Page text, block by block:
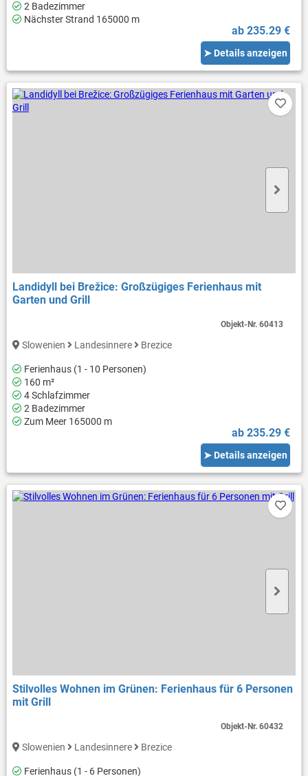
2 Badezimmer
Nächster Strand 165000 m
ab 235.29 €
➤ Details anzeigen
Landidyll bei Brežice: Großzügiges Ferienhaus mit
Garten und Grill
Slowenien Landesinnere Brezice
Ferienhaus (1 - 10 Personen)
160 m²
4 Schlafzimmer
2 Badezimmer
Zum Meer 165000 m
ab 235.29 €
➤ Details anzeigen
Objekt-Nr.60413
Stilvolles Wohnen im Grünen: Ferienhaus für 6 Personen
mit Grill
Slowenien Landesinnere Brezice
Ferienhaus (1 - 6 Personen)
Objekt-Nr.60432